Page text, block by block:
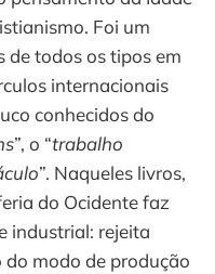
Foi um
de todos os tipos em
internacionais
conhecidos do
”, o “trabalho
”. Naqueles livros,
do Ocidente faz
industrial: rejeita
modo de produção